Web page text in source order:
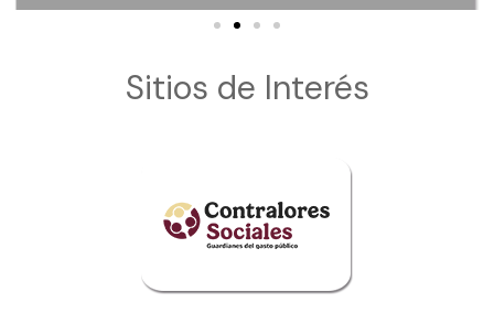
Sitios de Interés